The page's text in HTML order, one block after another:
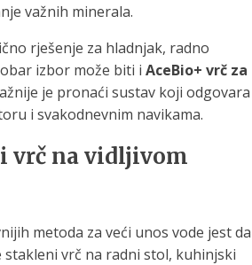
važnih minerala.
rješenje za hladnjak, radno
izbor može biti i AceBio+ vrč za
je pronaći sustav koji odgovara
i svakodnevnim navikama.
vrč na vidljivom
metoda za veći unos vode jest da
stakleni vrč na radni stol, kuhinjski